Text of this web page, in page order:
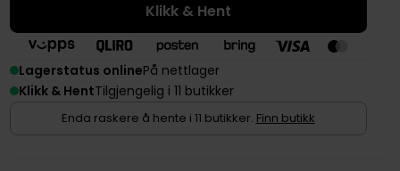
Klikk & Hent
Lagerstatus onlinePå nettlager
Klikk & HentTilgjengelig i 11 butikker
Enda raskere å hente i 11 butikker. Finn butikk